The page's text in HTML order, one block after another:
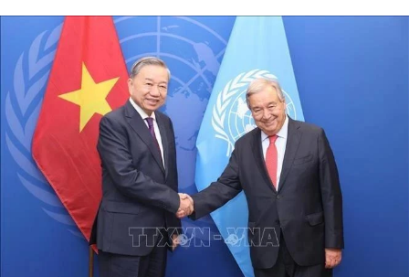
SPORT
FRANCOPHONIE
PAYS NATAL
INTERNATIONAL
MÉGASTORIE
INFOGRAPHIE